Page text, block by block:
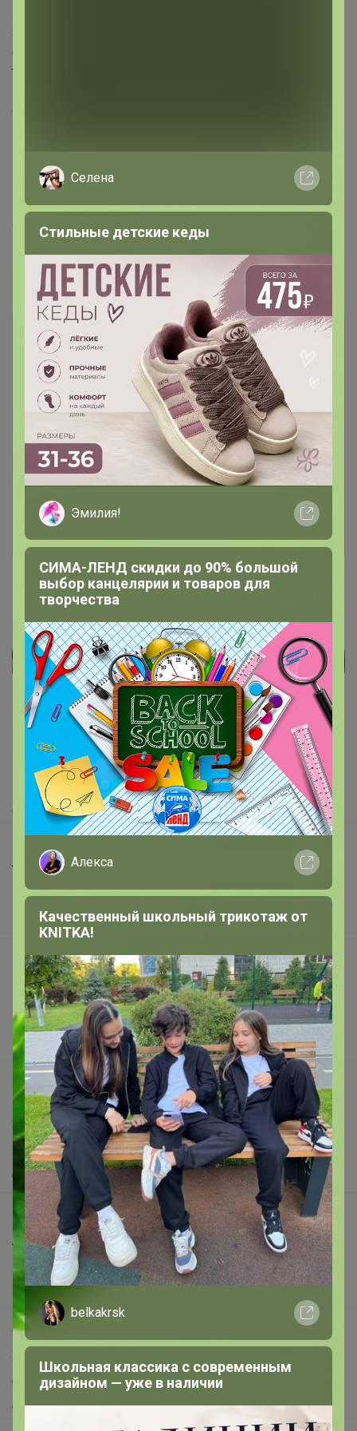
Золушка Фито сочетает в себе свойства удобрения и
(природного) реппелента,
так как содержит в своём составе в оптимально-
следующие компоненты:
- минеральное азотное удобрение,
- гуминовые вещества,
- табачную пыль,
- горчицу белую
Фасовка 400 грамм, рассчитана 15-20 кг посадочного
Комментарии
Чтобы написать комментарий необходимо
авторизоваться на сайте!
Это займет меньше минуты
Реклама
Как здесь все устроено?
Как сделать заказ?
Как получить?
Доставка
Торговые марки
Наша команда
В наличии
Подарочные сертификаты
Реклама на сайте
Поставщикам
Вакансии
support@24-ok.ru
Написать в поддержку
Защита покупателя
Помощь
О нас
Все предложения
Анонсы
Новости
Поддержка альпак
Самое выгодное
Хиты продаж
Самое желанное
Самое быстрое
Селена
Стильные детские кеды
Эмилия!
СИМА-ЛЕНД скидки до 90% большой
выбор канцелярии и товаров для
творчества
Алекса
Качественный школьный трикотаж от
KNITKA!
belkakrsk
Школьная классика с современным
дизайном — уже в наличии